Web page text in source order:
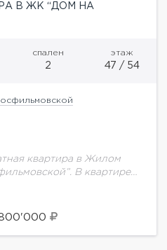
В ЖК “ДОМ НА
спален
2
этаж
47 / 54
квартира в Жилом
В квартире
эксклюзивной
материалов,